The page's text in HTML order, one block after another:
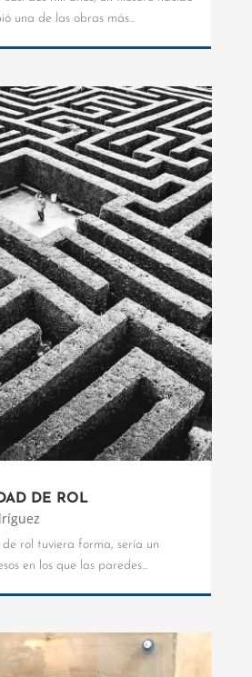
una de las obras más...
DE ROL
rol tuviera forma, sería un
en los que las paredes...